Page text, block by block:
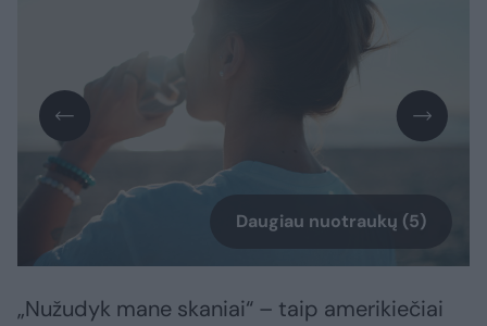
Daugiau nuotraukų (5)
„Nužudyk mane skaniai“ – taip amerikiečiai